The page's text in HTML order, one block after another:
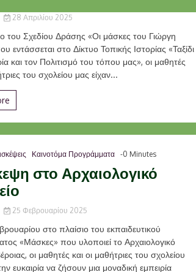
28 Απριλίου 2025
του Σχεδίου Δράσης «Οι μάσκες του Γιώργη
εντάσσεται στο Δίκτυο Τοπικής Ιστορίας «Ταξίδι
και τον Πολιτισμό του τόπου μας», οι μαθητές
του σχολείου μας είχαν...
Καινοτόμα Προγράμματα -0 Minutes
στο Αρχαιολογικό
25 Φεβρουαρίου 2025
στο πλαίσιο του εκπαιδευτικού
«Μάσκες» που υλοποιεί το Αρχαιολογικό
οι μαθητές και οι μαθήτριες του σχολείου
ευκαιρία να ζήσουν μια μοναδική εμπειρία